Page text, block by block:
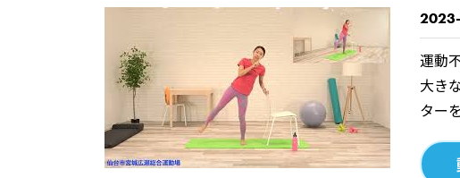
運動
大き
ター